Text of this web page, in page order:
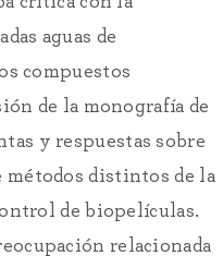
aguas de
compuestos
de la monografía de
y respuestas sobre
métodos distintos de la
de biopelículas.
relacionada